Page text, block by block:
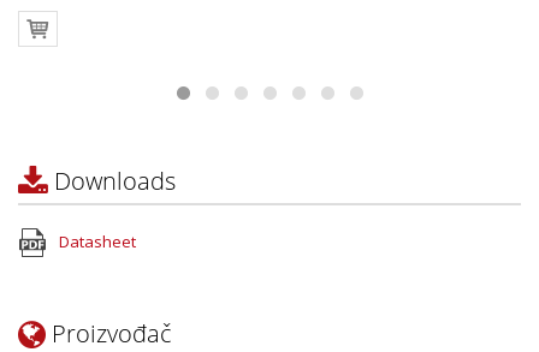
Downloads
Datasheet
Proizvođač